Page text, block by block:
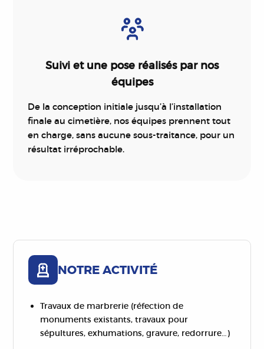
Suivi et une pose réalisés par nos
équipes
De la conception initiale jusqu’à l’installation
finale au cimetière, nos équipes prennent tout
en charge, sans aucune sous-traitance, pour un
résultat irréprochable.
NOTRE ACTIVITÉ
Travaux de marbrerie (réfection de
monuments existants, travaux pour
sépultures, exhumations, gravure, redorrure…)